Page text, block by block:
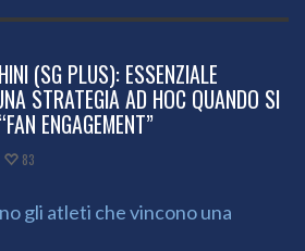
(SG PLUS): ESSENZIALE
STRATEGIA AD HOC QUANDO SI
ENGAGEMENT”
83